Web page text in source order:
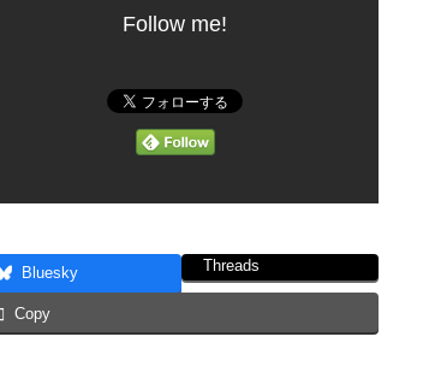
Follow me!
Bluesky Threads
Copy